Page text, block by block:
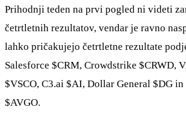
Prihodnji teden na prvi pogled ni videti
četrtletnih rezultatov, vendar je ravno
lahko pričakujejo četrtletne rezultate
Salesforce $CRM, Crowdstrike $CRWD,
$VSCO, C3.ai $AI, Dollar General $DG in
$AVGO.